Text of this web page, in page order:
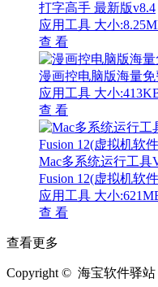
打字高手 最新版v8.4
应用工具 大小
查 看
漫画控电脑版海量
应用工具 大小
查 看
Mac多系统运行工具
Fusion 12(虚拟机软
应用工具 大小
查 看
查看更多
Copyright © 海宝软件驿站